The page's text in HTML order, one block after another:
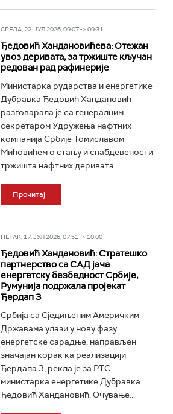
СРЕДА, 22. ЈУЛ 2026, 09:07 -> 09:31
Ђедовић Хандановићева: Отежан
увоз деривата, за тржиште кључан
редован рад рафинерије
Министарка рударства и енергетике
Дубравка Ђедовић Хандановић
разговарала је са генералним
секретаром Удружења нафтних
компанија Србије Томиславом
Мићовићем о стању и снабдевености
тржишта нафтних деривата...
Прочитај
ПЕТАК, 17. ЈУЛ 2026, 07:51 -> 10:00
Ђедовић Хандановић: Стратешко
партнерство са САД јача
енергетску безбедност Србије,
Румунија подржала пројекат
Ђердап 3
Србија са Сједињеним Америчким
Државама улази у нову фазу
енергетске сарадње, направљен
значајан корак ка реализацији
Ђердапа 3, рекла је за РТС
министарка енергетике Дубравка
Ђедовић Хандановић. Очување...